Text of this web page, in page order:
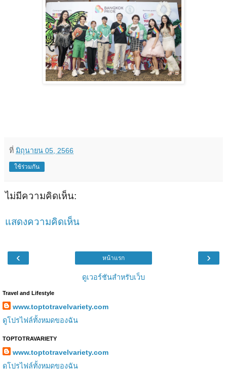
ที่ มิถุนายน 05, 2566
ใช้ร่วมกัน
ไม่มีความคิดเห็น:
แสดงความคิดเห็น
‹ ›
หน้าแรก
ดูเวอร์ชันสำหรับเว็บ
Travel and Lifestyle
www.toptotravelvariety.com
ดูโปรไฟล์ทั้งหมดของฉัน
TOPTOTRAVARIETY
www.toptotravelvariety.com
ดูโปรไฟล์ทั้งหมดของฉัน